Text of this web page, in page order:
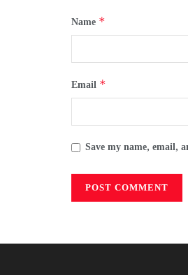
Name *
Email *
Save my name, email,